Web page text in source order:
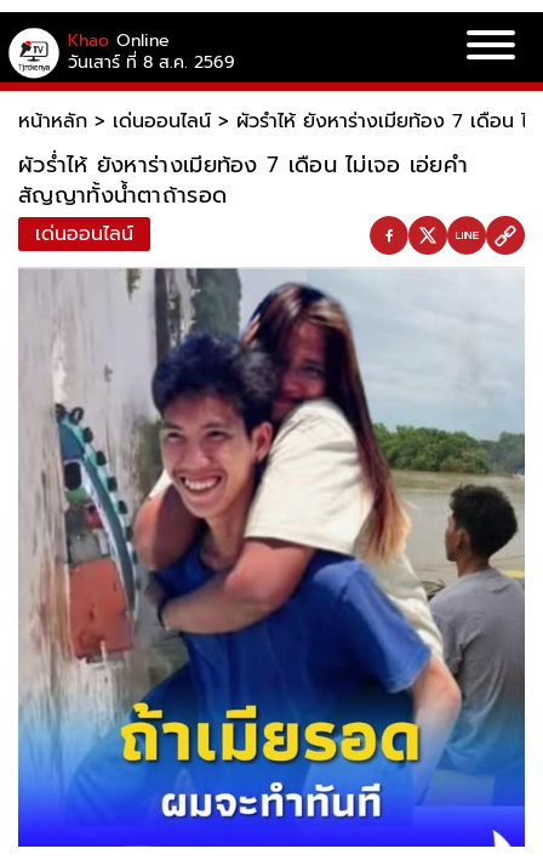
Khao Online
วันเสาร์ ที่ 8 ส.ค. 2569
หน้าหลัก > เด่นออนไลน์ > ผัวร่ำไห้ ยังหาร่างเมียท้อง 7 เดือน
ผัวร่ำไห้ ยังหาร่างเมียท้อง 7 เดือน ไม่เจอ เอ่ยคำ
สัญญาทั้งน้ำตาถ้ารอด
เด่นออนไลน์